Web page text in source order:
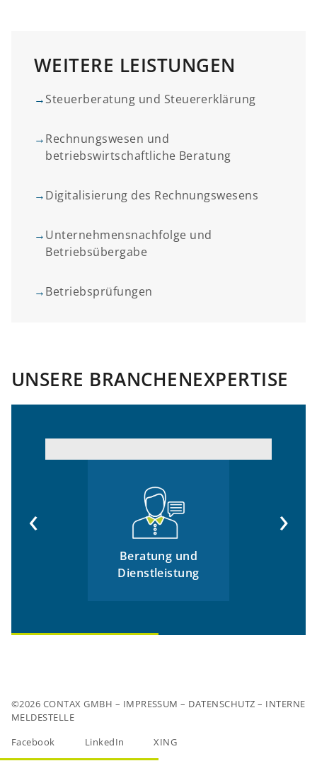
WEITERE LEISTUNGEN
→Steuerberatung und Steuererklärung
→Rechnungswesen und
betriebswirtschaftliche Beratung
→Digitalisierung des Rechnungswesens
→Unternehmensnachfolge und
Betriebsübergabe
→Betriebsprüfungen
UNSERE BRANCHENEXPERTISE
Beratung und
Dienstleistung
‹ ›
©2026 CONTAX GMBH – IMPRESSUM – DATENSCHUTZ – INTERNE
MELDESTELLE
Facebook
LinkedIn XING